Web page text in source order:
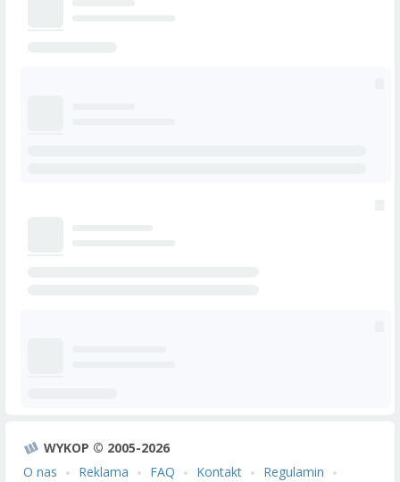
WYKOP © 2005-2026
O nas
Reklama FAQ Kontakt Regulamin